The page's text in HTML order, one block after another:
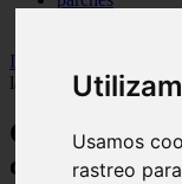
Usamos
rastreo
Inicio
la temporada?
Calendario de
comienza la